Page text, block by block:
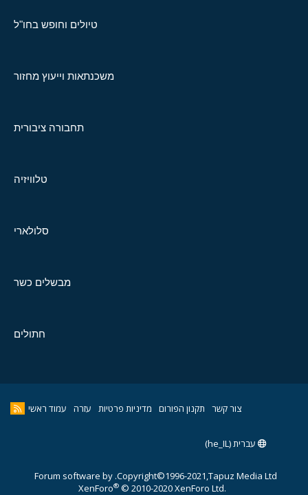
טיולים וחופש בחו"ל
משכנתאות וייעוץ מחזור
תחבורה ציבורית
טלוויזיה
סלולארי
מבשלים כשר
חתולים
צור קשר תקנון הפורום מדיניות פרטיות עזרה עמוד ראשי
עברית (he_IL)
Copyright©1996-2021,Tapuz Media Ltd.
Forum software by
XenForo® © 2010-2020 XenForo Ltd.